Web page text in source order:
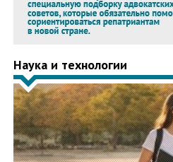
Наука и технологии